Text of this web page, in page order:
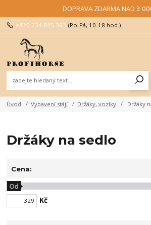
DOPRAVA ZDARMA NAD 3
+420 734 845 393 (Po-Pá, 10-18 hod.)
Úvod Vybavení stájí Držáky, vozíky Držáky
Držáky na sedlo
Cena:
Kč
Od